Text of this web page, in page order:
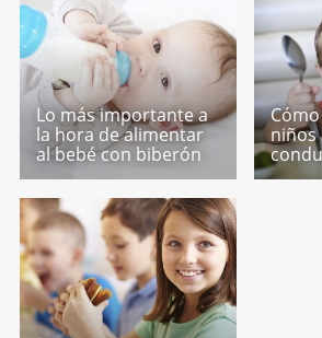
Lo más importante a
la hora de alimentar
al bebé con biberón
niños